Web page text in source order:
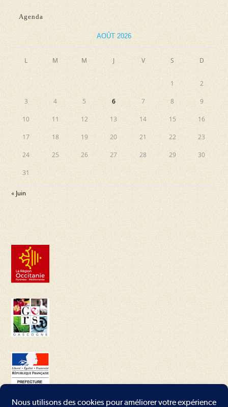
Agenda
AOÛT 2026
L M M J V S D
1 2
3 4 5 6 7 8 9
10 11 12 13 14 15 16
17 18 19 20 21 22 23
24 25 26 27 28 29 30
31
« Juin